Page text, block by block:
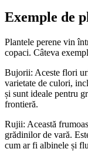
Purpuriu
rosu 0
Culoare flori
alb 1
albastru 1
galben 2
multicolor 1
portocaliu 1
rosu 2
Exemple de
Plantele perene vin
copaci. Câteva
Bujorii: Aceste flori
varietate de culori,
și sunt ideale pentru
frontieră.
Rujii: Această
grădinilor de vară.
cum ar fi albinele și